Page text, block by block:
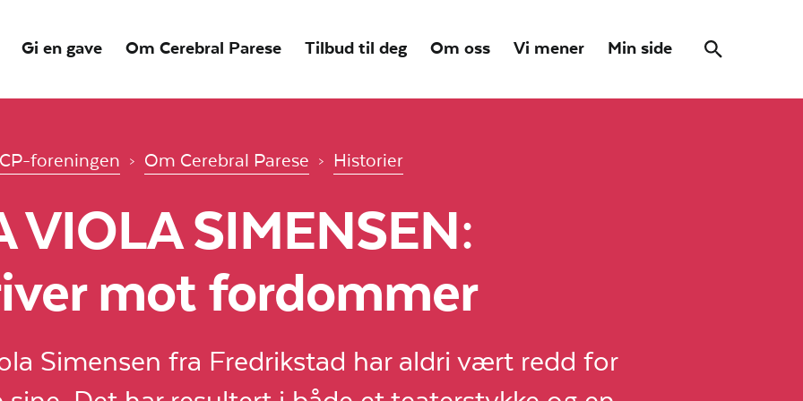
Gi en gave Om Cerebral Parese Tilbud til deg Om oss Vi mener Min side
Søk
CP-foreningen Om Cerebral Parese Historier
VIOLA SIMENSEN:
mot fordommer
Simensen fra Fredrikstad har aldri vært redd for